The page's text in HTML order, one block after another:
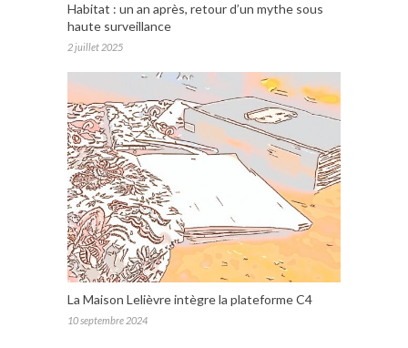
Habitat : un an après, retour d’un mythe sous
haute surveillance
2 juillet 2025
La Maison Lelièvre intègre la plateforme C4
10 septembre 2024